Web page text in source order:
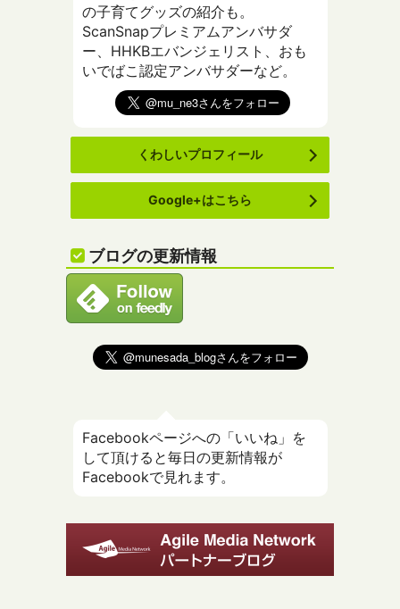
の子育てグッズの紹介も。
ScanSnapプレミアムアンバサダ
ー、HHKBエバンジェリスト、おも
いでばこ認定アンバサダーなど。
くわしいプロフィール
Google+はこちら
ブログの更新情報
Facebookページへの「いいね」を
して頂けると毎日の更新情報が
Facebookで見れます。